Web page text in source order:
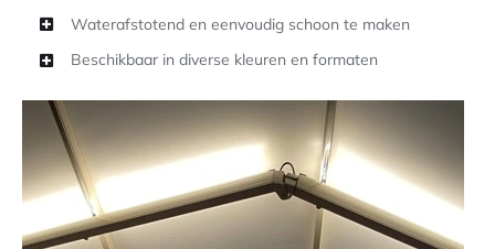
Waterafstotend en eenvoudig schoon te maken
Beschikbaar in diverse kleuren en formaten